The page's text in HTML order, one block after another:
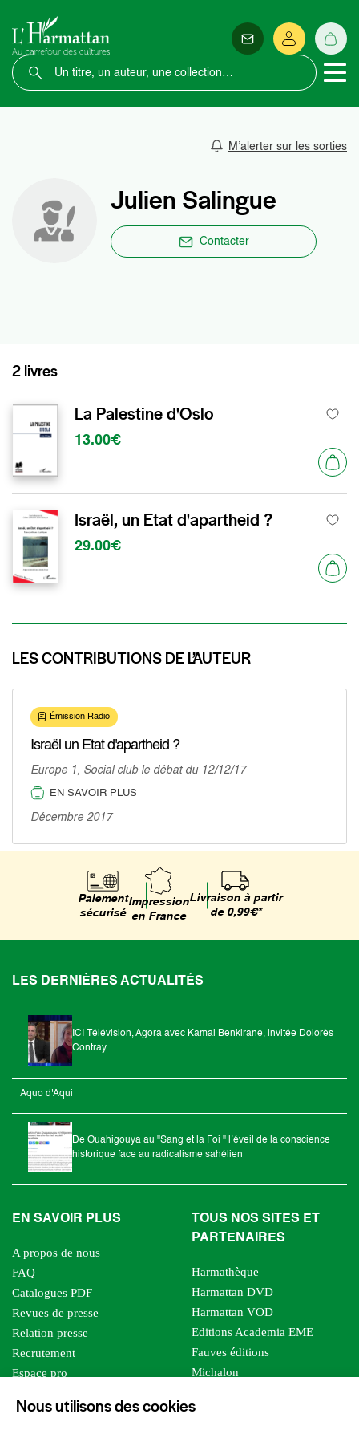
Nous utilisons des cookies
M’alerter sur les sorties
Julien Salingue
Contacter
2 livres
La Palestine d'Oslo
13.00€
Israël, un Etat d'apartheid ?
29.00€
LES CONTRIBUTIONS DE L’AUTEUR
Émission Radio
Israël un Etat d'apartheid ?
Europe 1, Social club le débat du 12/12/17
EN SAVOIR PLUS
Décembre 2017
Paiement
sécurisé
Impression
en France
Livraison à partir
de 0,99€*
LES DERNIÈRES ACTUALITÉS
ICI Télévision, Agora avec Kamal Benkirane, invitée Dolorès
Contray
Aquo d'Aqui
De Ouahigouya au "Sang et la Foi " l’éveil de la conscience
historique face au radicalisme sahélien
EN SAVOIR PLUS
A propos de nous
FAQ
Catalogues PDF
Revues de presse
Relation presse
Recrutement
Espace pro
Foreign rights
TOUS NOS SITES ET
PARTENAIRES
Harmathèque
Harmattan DVD
Harmattan VOD
Editions Academia EME
Fauves éditions
Michalon
Editions Sutton